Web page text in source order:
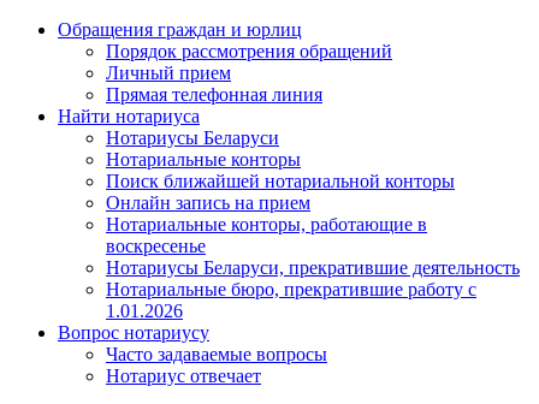
Обращения граждан и юрлиц
Порядок рассмотрения обращений
Личный прием
Прямая телефонная линия
Найти нотариуса
Нотариусы Беларуси
Нотариальные конторы
Поиск ближайшей нотариальной конторы
Онлайн запись на прием
Нотариальные конторы, работающие в
воскресенье
Нотариусы Беларуси, прекратившие деятельность
Нотариальные бюро, прекратившие работу с
1.01.2026
Вопрос нотариусу
Часто задаваемые вопросы
Нотариус отвечает